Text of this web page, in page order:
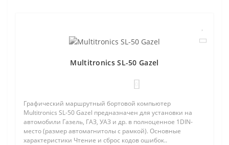
Multitronics SL-50 Gazel
Графический маршрутный бортовой компьютер
Multitronics SL-50 Gazel предназначен для установки на
автомобили Газель, ГАЗ, УАЗ и др. в полноценное 1DIN-
место (размер автомагнитолы с рамкой). Основные
характеристики Чтение и сброс кодов ошибок..